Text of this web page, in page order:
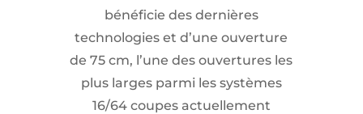
bénéficie des dernières
technologies et d’une ouverture
de 75 cm, l’une des ouvertures les
plus larges parmi les systèmes
16/64 coupes actuellement